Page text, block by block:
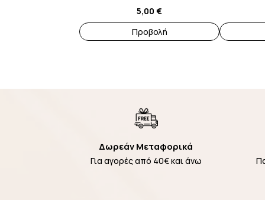
5,00€
Προβολή
σελίδα
του
Δωρεάν Μεταφορικά
Για αγορές από 40€ και άνω